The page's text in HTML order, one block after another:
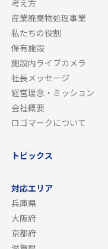
考え方
産業廃棄物処理事業
私たちの役割
保有施設
施設内ライブカメラ
社長メッセージ
経営理念・ミッション
会社概要
ロゴマークについて
トピックス
対応エリア
兵庫県
大阪府
京都府